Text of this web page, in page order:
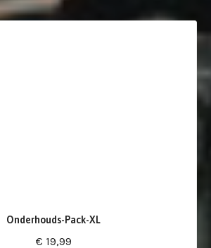
Onderhouds-Pack-XL
€ 19,99